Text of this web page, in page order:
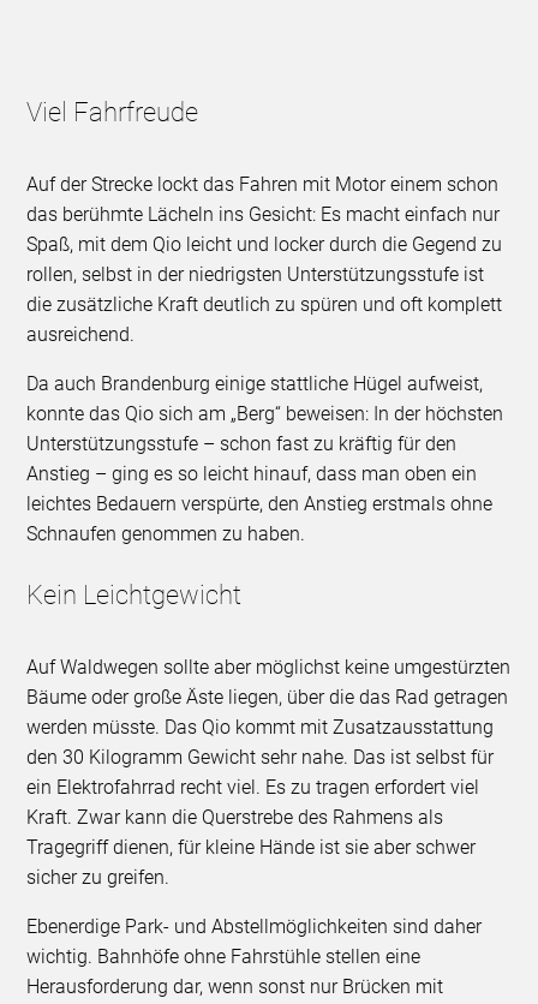
Viel Fahrfreude
Auf der Strecke lockt das Fahren mit Motor einem schon
das berühmte Lächeln ins Gesicht: Es macht einfach nur
Spaß, mit dem Qio leicht und locker durch die Gegend zu
rollen, selbst in der niedrigsten Unterstützungsstufe ist
die zusätzliche Kraft deutlich zu spüren und oft komplett
ausreichend.
Da auch Brandenburg einige stattliche Hügel aufweist,
konnte das Qio sich am „Berg“ beweisen: In der höchsten
Unterstützungsstufe – schon fast zu kräftig für den
Anstieg – ging es so leicht hinauf, dass man oben ein
leichtes Bedauern verspürte, den Anstieg erstmals ohne
Schnaufen genommen zu haben.
Kein Leichtgewicht
Auf Waldwegen sollte aber möglichst keine umgestürzten
Bäume oder große Äste liegen, über die das Rad getragen
werden müsste. Das Qio kommt mit Zusatzausstattung
den 30 Kilogramm Gewicht sehr nahe. Das ist selbst für
ein Elektrofahrrad recht viel. Es zu tragen erfordert viel
Kraft. Zwar kann die Querstrebe des Rahmens als
Tragegriff dienen, für kleine Hände ist sie aber schwer
sicher zu greifen.
Ebenerdige Park- und Abstellmöglichkeiten sind daher
wichtig. Bahnhöfe ohne Fahrstühle stellen eine
Herausforderung dar, wenn sonst nur Brücken mit